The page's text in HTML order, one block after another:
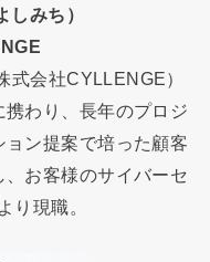
みち）
式会社CYLLENGE）
わり、長年のプロジ
ン提案で培った顧客
お客様のサイバーセ
り現職。